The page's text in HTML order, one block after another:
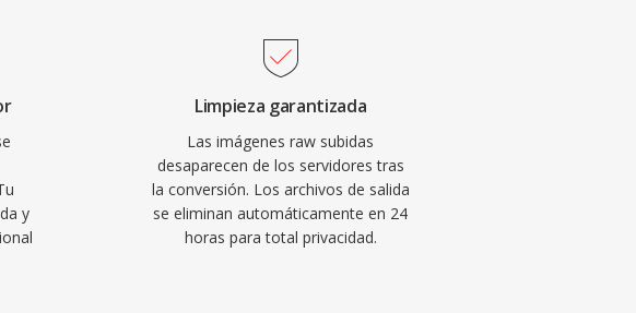
y
Limpieza garantizada
Las imágenes raw subidas
desaparecen de los servidores tras
la conversión. Los archivos de salida
se eliminan automáticamente en 24
horas para total privacidad.